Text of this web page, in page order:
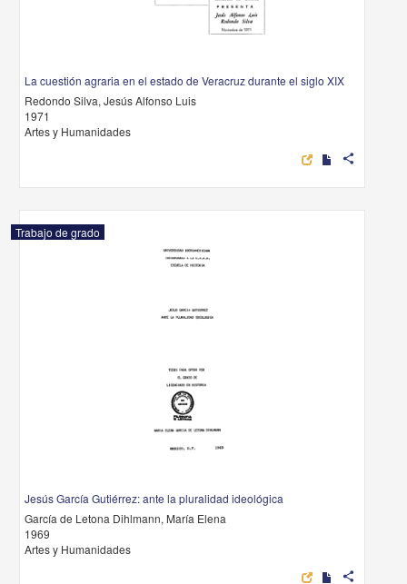
La cuestión agraria en el estado de Veracruz durante el siglo XIX
Redondo Silva, Jesús Alfonso Luis
1971
Artes y Humanidades
share
Trabajo de grado
Jesús García Gutiérrez: ante la pluralidad ideológica
García de Letona Dihlmann, María Elena
1969
Artes y Humanidades
share